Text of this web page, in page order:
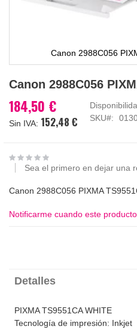
Canon 2988C056
al
de
la
imágenes
Canon 2988C056
184,50 €
152,48 €
SKU
Sea el primero en dejar una
Canon 2988C056 PIXMA
Notificarme cuando este
Detalles
PIXMA TS9551CA WHITE
Tecnología de impresión: Inkjet